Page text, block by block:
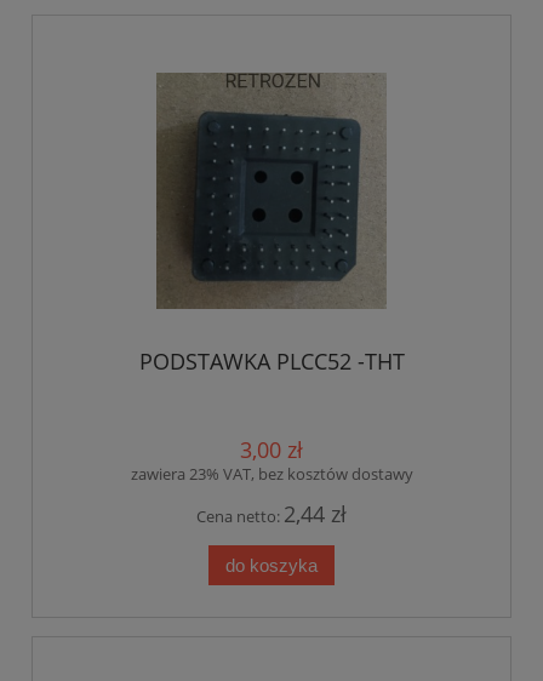
PODSTAWKA PLCC52 -THT
3,00 zł
zawiera 23% VAT, bez kosztów dostawy
Cena netto: 2,44 zł
do koszyka